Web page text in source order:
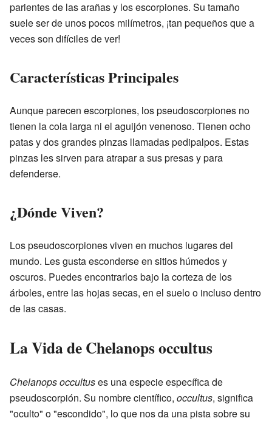
parientes de las arañas y los escorpiones. Su tamaño
suele ser de unos pocos milímetros, ¡tan pequeños que a
veces son difíciles de ver!
Características Principales
Aunque parecen escorpiones, los pseudoscorpiones no
tienen la cola larga ni el aguijón venenoso. Tienen ocho
patas y dos grandes pinzas llamadas pedipalpos. Estas
pinzas les sirven para atrapar a sus presas y para
defenderse.
¿Dónde Viven?
Los pseudoscorpiones viven en muchos lugares del
mundo. Les gusta esconderse en sitios húmedos y
oscuros. Puedes encontrarlos bajo la corteza de los
árboles, entre las hojas secas, en el suelo o incluso dentro
de las casas.
La Vida de Chelanops occultus
Chelanops occultuses una especie específica de
pseudoscorpión. Su nombre científico, occultus, significa
"oculto" o "escondido", lo que nos da una pista sobre su